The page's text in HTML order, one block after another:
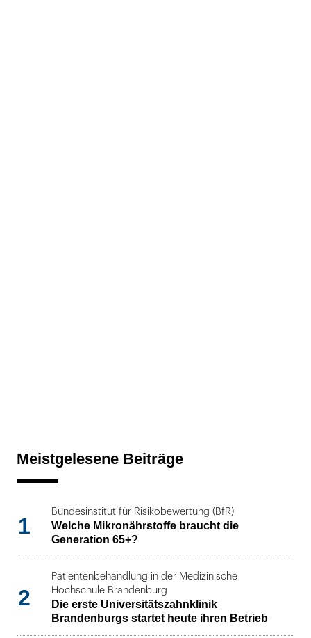
Meistgelesene Beiträge
1
Bundesinstitut für Risikobewertung (BfR)
Welche Mikronährstoffe braucht die
Generation 65+?
2
Patientenbehandlung in der Medizinische
Hochschule Brandenburg
Die erste Universitätszahnklinik
Brandenburgs startet heute ihren Betrieb